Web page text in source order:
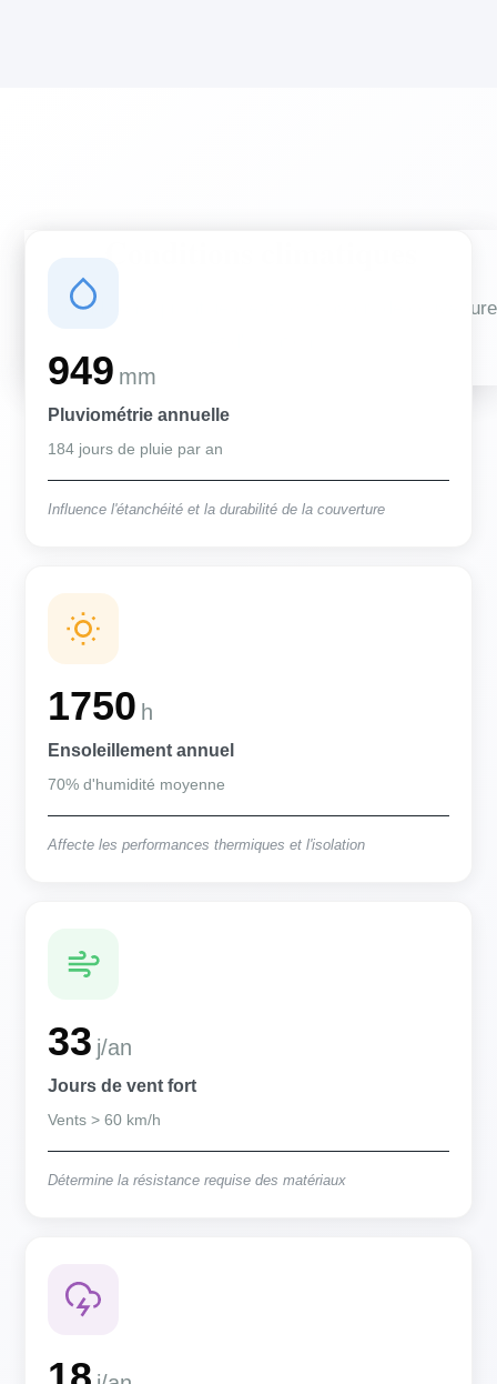
Des conditions qui influencent vos travaux de couverture
949 mm
Pluviométrie annuelle
184 jours de pluie par an
Influence l'étanchéité et la durabilité de la couverture
1750 h
Ensoleillement annuel
70% d'humidité moyenne
Affecte les performances thermiques et l'isolation
33 j/an
Jours de vent fort
Vents > 60 km/h
Détermine la résistance requise des matériaux